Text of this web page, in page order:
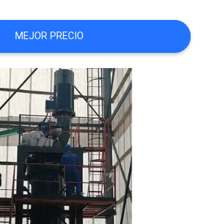
MEJOR PRECIO